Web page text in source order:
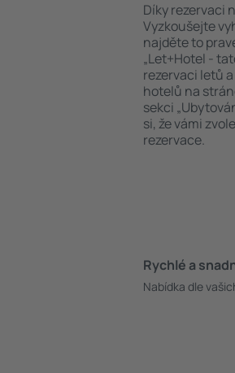
Díky rezervaci
Vyzkoušejte
najděte to
„Let+Hotel -
rezervaci letů
hotelů na
sekci
si, že vámi
rezervace.
Rychlé a
Nabídka dle